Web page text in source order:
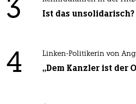
3 Ist das unsolidarisch?
4 Linken-Politikerin von
„Dem Kanzler ist der